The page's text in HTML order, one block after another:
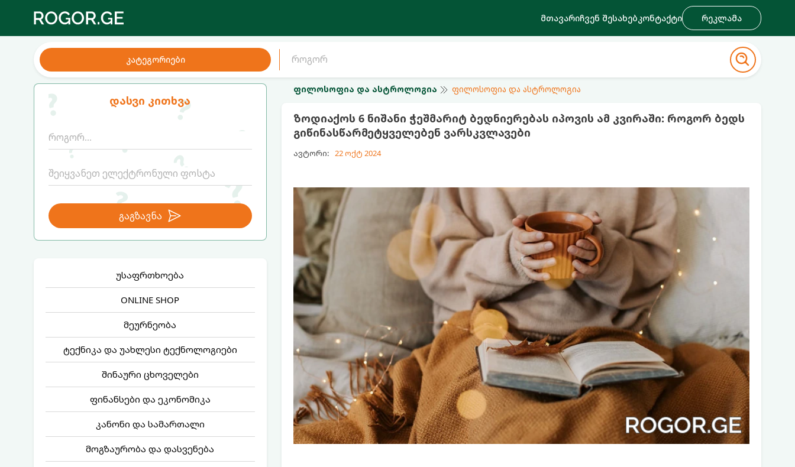
მთავარიჩვენ შესახებკონტაქტი რეკლამა
კატეგორიები
დასვი კითხვა
გაგზავნა
უსაფრთხოება
ONLINE SHOP
მეურნეობა
ტექნიკა და უახლესი ტექნოლოგიები
შინაური ცხოველები
ფინანსები და ეკონომიკა
კანონი და სამართალი
მოგზაურობა და დასვენება
ფილოსოფია და ასტროლოგია ფილოსოფია და ასტროლოგია
ზოდიაქოს 6 ნიშანი ჭეშმარიტ ბედნიერებას იპოვის ამ კვირაში: როგორ ბედს
გიწინასწარმეტყველებენ ვარსკვლავები
ავტორი: 22 ოქტ 2024